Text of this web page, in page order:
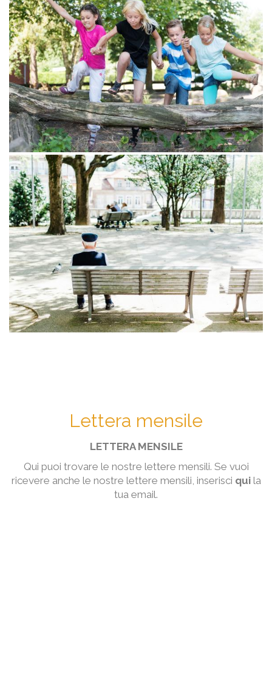
Lettera mensile
LETTERA MENSILE
Qui puoi trovare le nostre lettere mensili. Se vuoi
ricevere anche le nostre lettere mensili, inserisci quila
tua email.